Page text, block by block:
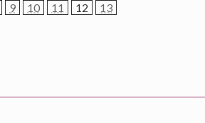
9 10 11 12
13